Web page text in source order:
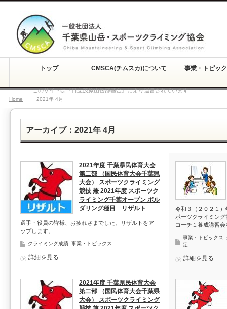
このサイトは『日立茂原山岳部基金』により運営されています
トップ CMSCA(チムスカ)について 事業・トピッ
Home 2021年 4月
アーカイブ：2021年 4月
2021年度 千葉県民体育大会
第二部 （国民体育大会千葉県
大会） スポーツクライミング
競技 兼 2021年度 スポーツク
ライミング千葉オープン ボル
ダリング種目 リザルト
選手・役員の皆様、お疲れさまでした。リザルトをア
ップします。
クライミング成績 事業・トピックス
詳細を見る
令和３（２０２１
ポーツクライミン
コーチ１養成講習
事業・トピックス
定
詳細を見る
2021年度 千葉県民体育大会
第二部 （国民体育大会千葉県
大会） スポーツクライミング